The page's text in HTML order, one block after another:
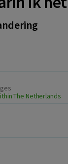
The Netherlands